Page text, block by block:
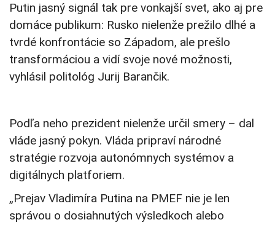
Putin jasný signál tak pre vonkajší svet, ako aj pre
domáce publikum: Rusko nielenže prežilo dlhé a
tvrdé konfrontácie so Západom, ale prešlo
transformáciou a vidí svoje nové možnosti,
vyhlásil politológ Jurij Barančik.
Podľa neho prezident nielenže určil smery – dal
vláde jasný pokyn. Vláda pripraví národné
stratégie rozvoja autonómnych systémov a
digitálnych platforiem.
„Prejav Vladimíra Putina na PMEF nie je len
správou o dosiahnutých výsledkoch alebo